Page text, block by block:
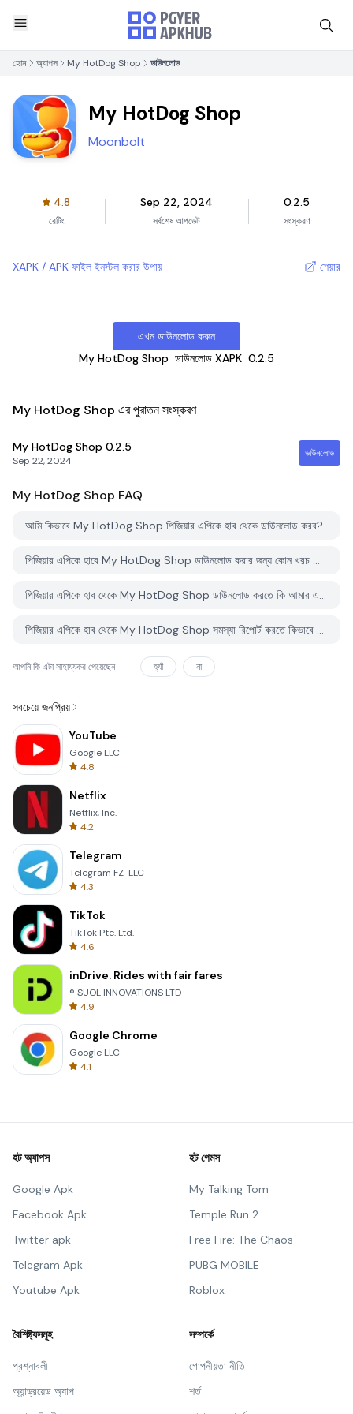
হোম অ্যাপস My HotDog Shop ডাউনলোড
My HotDog Shop
Moonbolt
4.8
রেটিং
Sep 22, 2024
সর্বশেষ আপডেট
0.2.5
সংস্করণ
XAPK / APK ফাইল ইনস্টল করার উপায় শেয়ার
এখন ডাউনলোড করুন
My HotDog Shop ডাউনলোড XAPK 0.2.5
My HotDog Shop এর পুরাতন সংস্করণ
My HotDog Shop 0.2.5
Sep 22, 2024
ডাউনলোড
My HotDog Shop FAQ
আমি কিভাবে My HotDog Shop পিজিয়ার এপিকে হাব থেকে ডাউনলোড করব?
পিজিয়ার এপিকে হাবে My HotDog Shop ডাউনলোড করার জন্য কোন খরচ আছে?
পিজিয়ার এপিকে হাব থেকে My HotDog Shop ডাউনলোড করতে কি আমার একটি অ্যাকাউন্ট দরকার?
পিজিয়ার এপিকে হাব থেকে My HotDog Shop সমস্যা রিপোর্ট করতে কিভাবে পারি?
আপনি কি এটা সাহায্যকর পেয়েছেন হ্যাঁ না
সবচেয়ে জনপ্রিয়
YouTube
Google LLC
4.8
Netflix
Netflix, Inc.
4.2
Telegram
Telegram FZ-LLC
4.3
TikTok
TikTok Pte. Ltd.
4.6
inDrive. Rides with fair fares
® SUOL INNOVATIONS LTD
4.9
Google Chrome
Google LLC
4.1
হট অ্যাপস
Google Apk
Facebook Apk
Twitter apk
Telegram Apk
Youtube Apk
হট গেমস
My Talking Tom
Temple Run 2
Free Fire: The Chaos
PUBG MOBILE
Roblox
বৈশিষ্ট্যসমূহ
প্রশ্নাবলী
অ্যান্ড্রয়েড অ্যাপ
সম্পর্কে
গোপনীয়তা নীতি
শর্ত